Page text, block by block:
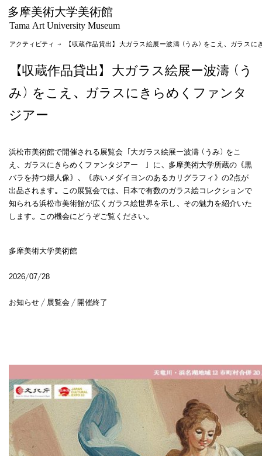
多摩美術大学美術館
Tama Art University Museum
アクティビティ → 【収蔵作品貸出】大ガラス絵展ー波濤（うみ）をこえ、ガラスに
【収蔵作品貸出】大ガラス絵展ー波濤（う
み）をこえ、ガラスにきらめくファンタ
ジアー
浜松市美術館で開催される展覧会「大ガラス絵展ー波濤（うみ）をこ
え、ガラスにきらめくファンタジアー 」に、多摩美術大学所蔵の《黒
バラを持つ婦人像》、《赤いメダイヨンのあるカリグラフィ》の2点が
出品されます。この展覧会では、日本で有数のガラス絵コレクションで
知られる浜松市美術館が広くガラス絵世界を示し、その魅力を紹介いた
します。この機会にどうぞご覧ください。
多摩美術大学美術館
2026/07/28
お知らせ / 展覧会 / 開催終了